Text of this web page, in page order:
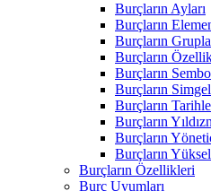
Burçların Ayları
Burçların
Burçların
Burçların
Burçların
Burçların
Burçların
Burçların
Burçların
Burçların
Burçların Özellikleri
Burç Uyumları